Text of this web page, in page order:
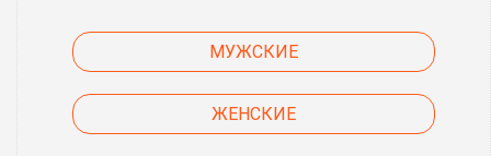
МУЖСКИЕ
ЖЕНСКИЕ